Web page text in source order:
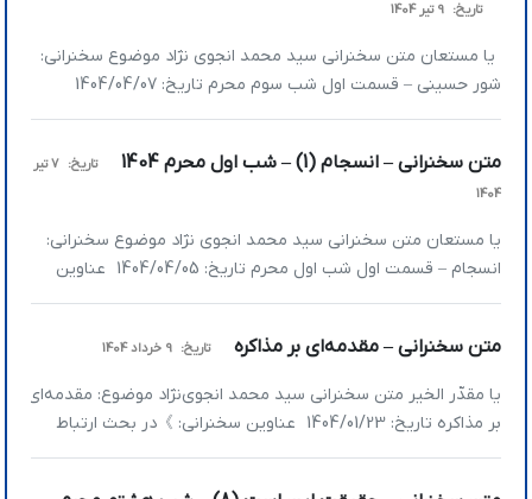
حسینی؛ نقش […]
تاریخ: 9 تیر 1404
یا مستعان متن سخنرانی سید محمد انجوی نژاد موضوع سخنرانی:
عناوین اصلی سخنرانی: » دربحران‌ها آنچه به آن ایمان داریم به کار
خدا نزدیک بشویم » وقتی به […]
متن سخنرانی – انسجام (1) – شب اول محرم 1404 تاریخ:
7 تیر
1404
یا مستعان متن سخنرانی سید محمد انجوی‎ نژاد موضوع سخنرانی:
انسجام – قسمت اول شب اول محرم تاریخ: 1404/04/05 عناوین
اصلی سخنرانی: 》 مروری بر آنچه در جنگ بر ما گذشت 》 در این
مردم ایران چه بود؟ 》 وظیفه ما در شرایط […]
متن سخنرانی – مقدمه‌ای بر مذاکره تاریخ: 9 خرداد 1404
یا مقدّر الخیر متن سخنرانی سید محمد انجوی‎نژاد موضوع: مقدمه‌ای
بر مذاکره تاریخ: 1404/01/23 عناوین سخنرانی: 》در بحث ارتباط
بین مذاهب چه نظریه‌هایی وجود دارد؟ 》 استعمار قدیم چه بود؟